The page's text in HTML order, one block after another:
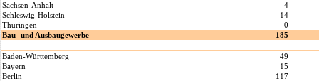
Sachsen-Anhalt
4
Schleswig-Holstein
14
Thüringen
0
Bau- und Ausbaugewerbe
185
Baden-Württemberg
49
Bayern
15
Berlin
117